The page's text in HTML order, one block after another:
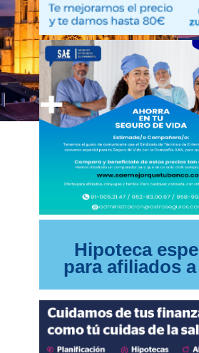
Hipoteca
para afiliados